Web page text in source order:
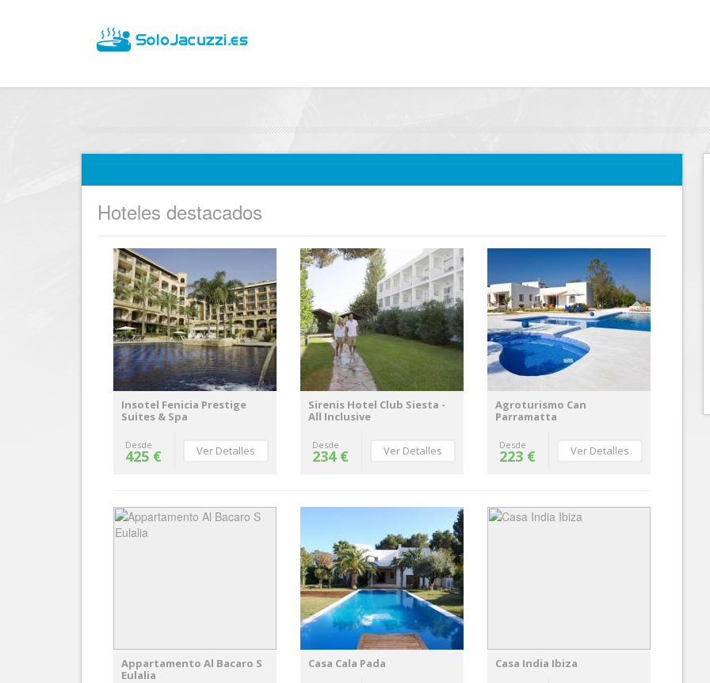
Hoteles destacados
Insotel Fenicia Prestige
Suites & Spa
Ver Detalles
Desde
425 €
Sirenis Hotel Club Siesta -
All Inclusive
Ver Detalles
Desde
234 €
Agroturismo Can
Parramatta
Ver Detalles
Desde
223 €
Appartamento Al Bacaro S
Eulalia
Casa Cala Pada Casa India Ibiza